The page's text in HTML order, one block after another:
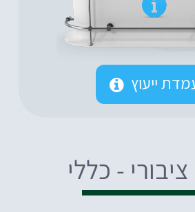
ייעוץ
- כללי